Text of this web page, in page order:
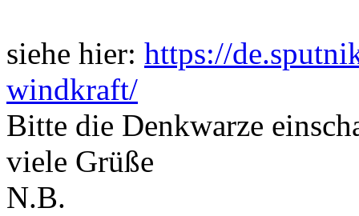
siehe hier: https://
windkraft/
Bitte die Denkwarze
viele Grüße
N.B.